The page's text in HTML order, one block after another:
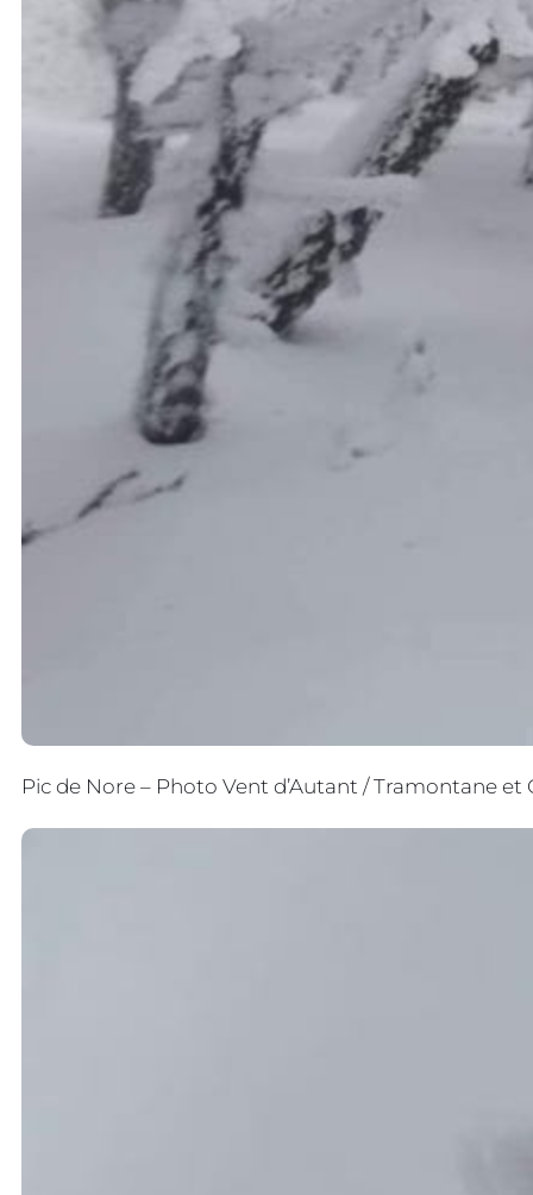
Pic de Nore – Photo Vent d’Autant / Tramontane et